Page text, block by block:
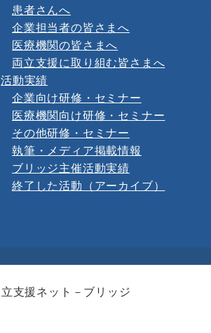
患者さんへ
企業担当者の皆さまへ
医療機関の皆さまへ
両立支援に取り組む皆さまへ
活動実績
企業向け研修・セミナー
医療機関向け研修・セミナー
その他研修・セミナー
執筆・メディア掲載情報
ブリッジ主催活動実績
終了した活動（アーカイブ）